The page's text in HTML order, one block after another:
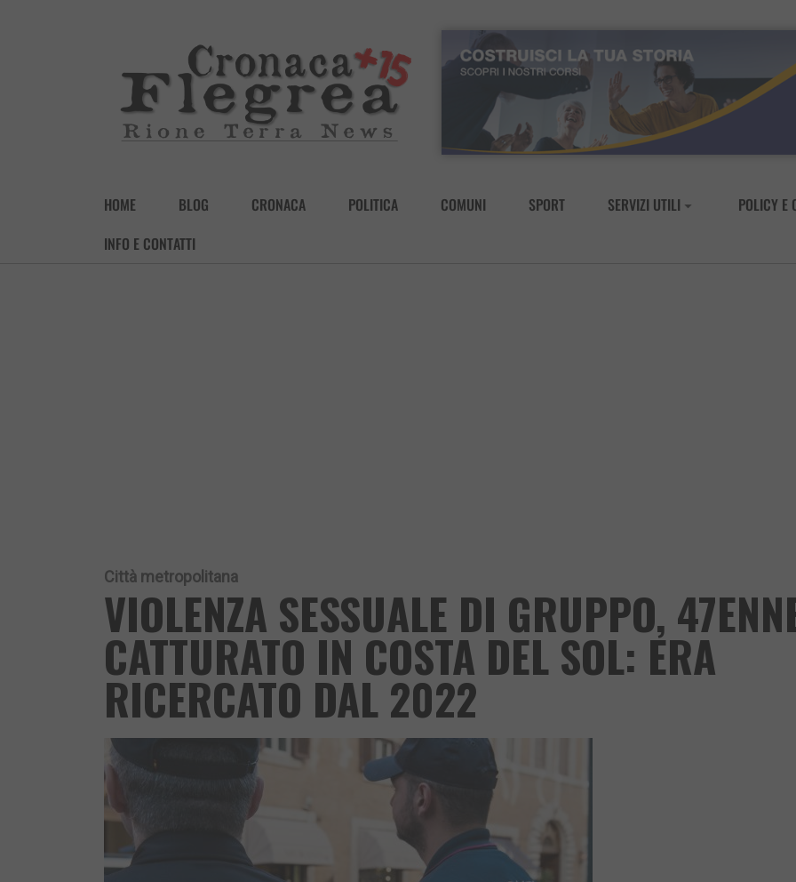
HOME BLOG CRONACA POLITICA COMUNI SPORT SERVIZI UTILI
POLICY E
INFO E CONTATTI
Città metropolitana
VIOLENZA SESSUALE DI GRUPPO,
CATTURATO IN COSTA DEL SOL: ERA
RICERCATO DAL 2022